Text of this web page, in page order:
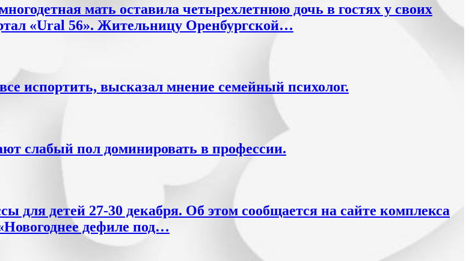
мать оставила четырехлетнюю дочь в гостях у своих
«Ural 56». Жительницу Оренбургской…
испортить, высказал мнение семейный психолог.
слабый пол доминировать в профессии.
для детей 27-30 декабря. Об этом сообщается на сайте комплекса
дефиле под…